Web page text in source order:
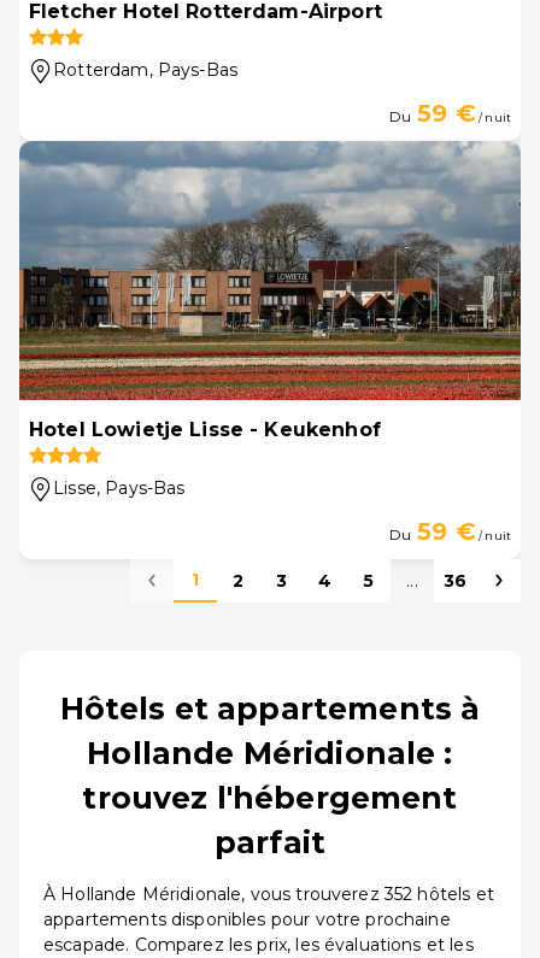
Fletcher Hotel Rotterdam-Airport
Rotterdam, Pays-Bas
Du 59 €/ nuit
Hotel Lowietje Lisse - Keukenhof
Lisse, Pays-Bas
Du 59 €/ nuit
1 2 3 4 5 ... 36
Hôtels et appartements à
Hollande Méridionale :
trouvez l'hébergement
parfait
À Hollande Méridionale, vous trouverez 352 hôtels et
appartements disponibles pour votre prochaine
escapade. Comparez les prix, les évaluations et les